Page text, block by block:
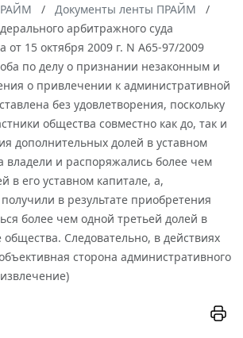
Документы ленты ПРАЙМ
арбитражного суда
от 15 октября 2009 г. N А65-97/2009
по делу о признании незаконным и
о привлечении к административной
без удовлетворения, поскольку
общества совместно как до, так и
дополнительных долей в уставном
владели и распоряжались более чем
в его уставном капитале, а,
в результате приобретения
более чем одной третьей долей в
общества. Следовательно, в действиях
сторона административного